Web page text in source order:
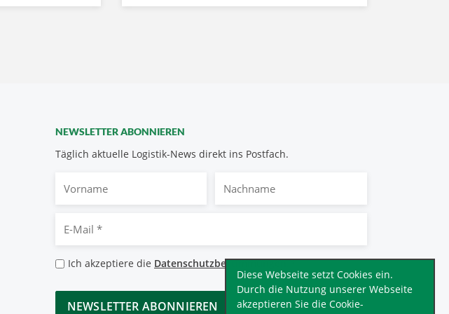
Diese Webseite setzt Cookies ein.
Durch die Nutzung unserer Webseite
akzeptieren Sie die Cookie-
NEWSLETTER ABONNIEREN
Täglich aktuelle Logistik-News direkt ins Postfach.
Mail
Datenschutzbestimmungen
Ich akzeptiere die Datenschutzbestimmungen.*
CAPTCHA